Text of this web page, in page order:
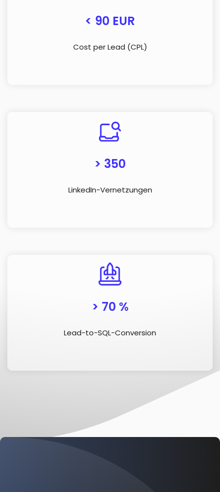
< 90 EUR
Cost per Lead (CPL)
> 350
LinkedIn-Vernetzungen
> 70 %
Lead-to-SQL-Conversion